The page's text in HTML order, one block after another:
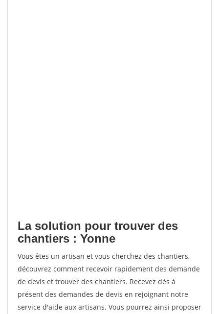
La solution pour trouver des
chantiers : Yonne
Vous êtes un artisan et vous cherchez des chantiers,
découvrez comment recevoir rapidement des demande
de devis et trouver des chantiers. Recevez dès à
présent des demandes de devis en rejoignant notre
service d'aide aux artisans. Vous pourrez ainsi proposer